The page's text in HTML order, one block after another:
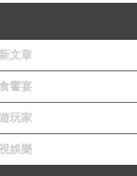
文章
饗宴
玩家
娛樂